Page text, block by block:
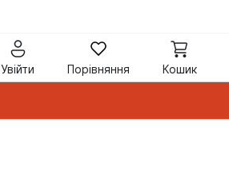
Увійти Порівняння Кошик